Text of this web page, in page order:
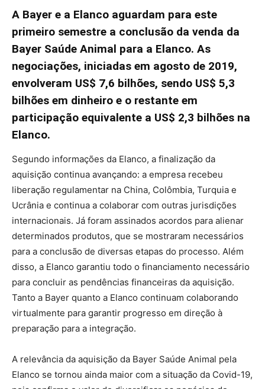
A Bayer e a Elanco aguardam para este
primeiro semestre a conclusão da venda da
Bayer Saúde Animal para a Elanco. As
negociações, iniciadas em agosto de 2019,
envolveram US$ 7,6 bilhões, sendo US$ 5,3
bilhões em dinheiro e o restante em
participação equivalente a US$ 2,3 bilhões na
Elanco.
Segundo informações da Elanco, a finalização da
aquisição continua avançando: a empresa recebeu
liberação regulamentar na China, Colômbia, Turquia e
Ucrânia e continua a colaborar com outras jurisdições
internacionais. Já foram assinados acordos para alienar
determinados produtos, que se mostraram necessários
para a conclusão de diversas etapas do processo. Além
disso, a Elanco garantiu todo o financiamento necessário
para concluir as pendências financeiras da aquisição.
Tanto a Bayer quanto a Elanco continuam colaborando
virtualmente para garantir progresso em direção à
preparação para a integração.
A relevância da aquisição da Bayer Saúde Animal pela
Elanco se tornou ainda maior com a situação da Covid-19,